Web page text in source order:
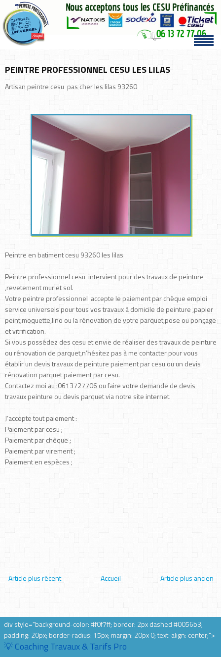
PEINTRE PROFESSIONNEL CESU LES LILAS
Artisan peintre cesu pas cher les lilas 93260
Peintre en batiment cesu 93260 les lilas
Peintre professionnel cesu intervient pour des travaux de peinture
,revetement mur et sol.
Votre peintre professionnel accepte le paiement par chèque emploi
service universels pour tous vos travaux à domicile de peinture ,papier
peint,moquette,lino ou la rénovation de votre parquet,pose ou ponçage
et vitrification.
Si vous possédez des cesu et envie de réaliser des travaux de peinture
ou rénovation de parquet,n’hésitez pas à me contacter pour vous
établir un devis travaux de peinture paiement par cesu ou un devis
rénovation parquet paiement par cesu.
Contactez moi au :0613727706 ou faire votre demande de devis
travaux peinture ou devis parquet via notre site internet.
J’accepte tout paiement :
Paiement par cesu ;
Paiement par chèque ;
Paiement par virement ;
Paiement en espèces ;
Article plus récent Article plus ancien
Accueil
div style="background-color: #f0f7ff; border: 2px dashed #0056b3;
padding: 20px; border-radius: 15px; margin: 20px 0; text-align: center;">
💡 Coaching Travaux & Tarifs Pro